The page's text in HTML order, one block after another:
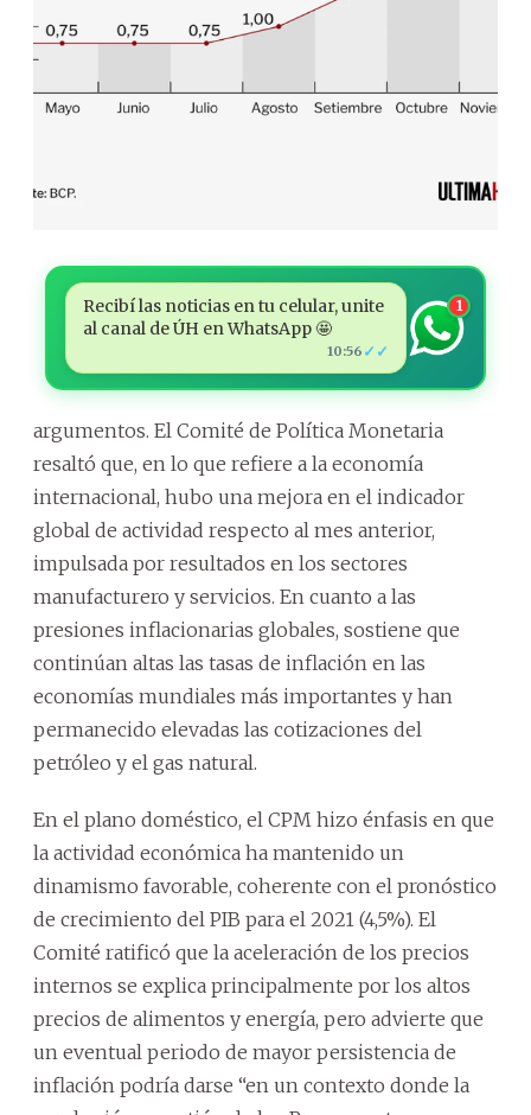
Recibí las noticias en tu celular, unite
al canal de ÚH en WhatsApp 🤩
10:56 ✓✓
1
argumentos. El Comité de Política Monetaria
resaltó que, en lo que refiere a la economía
internacional, hubo una mejora en el indicador
global de actividad respecto al mes anterior,
impulsada por resultados en los sectores
manufacturero y servicios. En cuanto a las
presiones inflacionarias globales, sostiene que
continúan altas las tasas de inflación en las
economías mundiales más importantes y han
permanecido elevadas las cotizaciones del
petróleo y el gas natural.
En el plano doméstico, el CPM hizo énfasis en que
la actividad económica ha mantenido un
dinamismo favorable, coherente con el pronóstico
de crecimiento del PIB para el 2021 (4,5%). El
Comité ratificó que la aceleración de los precios
internos se explica principalmente por los altos
precios de alimentos y energía, pero advierte que
un eventual periodo de mayor persistencia de
inflación podría darse “en un contexto donde la